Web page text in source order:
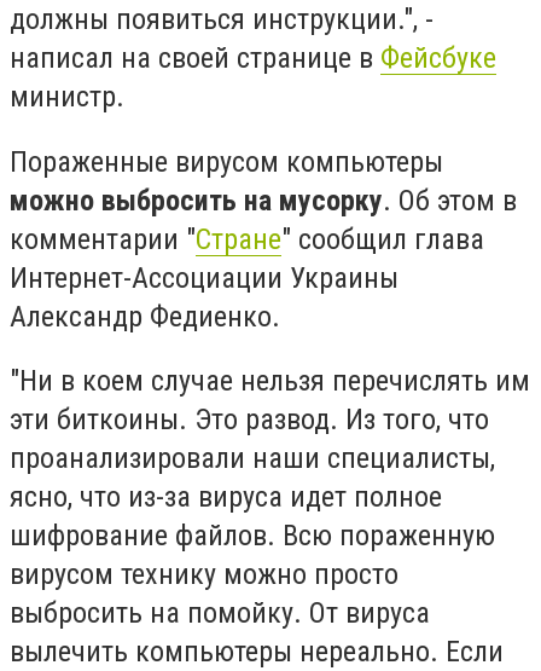
должны появиться инструкции.", -
написал на своей странице в Фейсбуке
министр.
Пораженные вирусом компьютеры
можно выбросить на мусорку. Об этом в
комментарии "Стране" сообщил глава
Интернет-Ассоциации Украины
Александр Федиенко.
"Ни в коем случае нельзя перечислять им
эти биткоины. Это развод. Из того, что
проанализировали наши специалисты,
ясно, что из-за вируса идет полное
шифрование файлов. Всю пораженную
вирусом технику можно просто
выбросить на помойку. От вируса
вылечить компьютеры нереально. Если